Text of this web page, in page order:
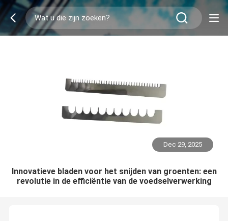
Dec 29, 2025
Innovatieve bladen voor het snijden van groenten: een
revolutie in de efficiëntie van de voedselverwerking